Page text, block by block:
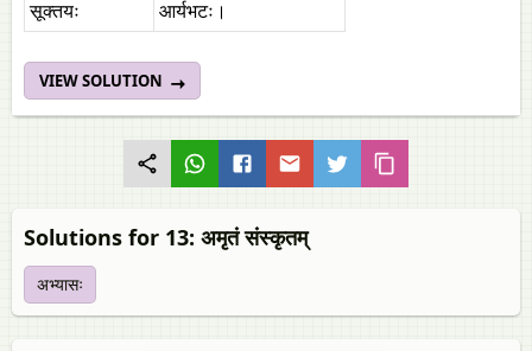
सूक्तयः
आर्यभटः।
VIEW SOLUTION
Solutions for 13: अमृतं संस्कृतम्
अभ्यासः